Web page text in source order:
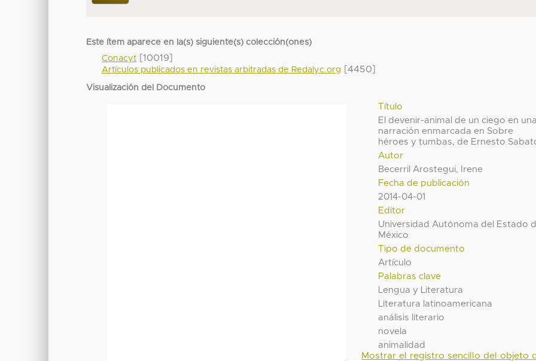
Este ítem aparece en la(s) siguiente(s) colección(ones)
Conacyt [10019]
Artículos publicados en revistas arbitradas de Redalyc.org [4450]
Visualización del Documento
Título
El devenir-animal de un ciego en una
narración enmarcada en Sobre
héroes y tumbas, de Ernesto
Autor
Becerril Arostegui, Irene
Fecha de publicación
2014-04-01
Editor
Universidad Autónoma del Estado
México
Tipo de documento
Artículo
Palabras clave
Lengua y Literatura
Literatura latinoamericana
análisis literario
novela
animalidad
Mostrar el registro sencillo del objeto